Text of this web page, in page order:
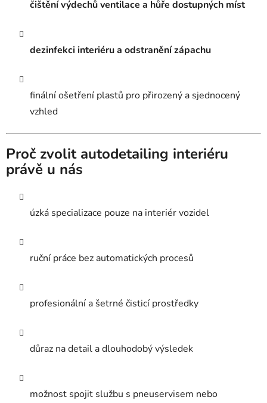
čištění výdechů ventilace a hůře dostupných míst
dezinfekci interiéru a odstranění zápachu
finální ošetření plastů pro přirozený a sjednocený
vzhled
Proč zvolit autodetailing interiéru
právě u nás
úzká specializace pouze na interiér vozidel
ruční práce bez automatických procesů
profesionální a šetrné čisticí prostředky
důraz na detail a dlouhodobý výsledek
možnost spojit službu s pneuservisem nebo